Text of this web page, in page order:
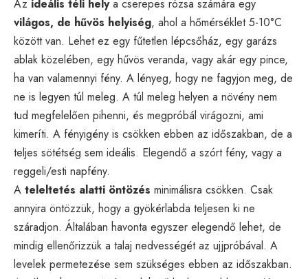
Az ideális téli helya cserepes rózsa számára egy
világos, de hűvös helyiség, ahol a hőmérséklet 5-10°C
között van. Lehet ez egy fűtetlen lépcsőház, egy garázs
ablak közelében, egy hűvös veranda, vagy akár egy pince,
ha van valamennyi fény. A lényeg, hogy ne fagyjon meg, de
ne is legyen túl meleg. A túl meleg helyen a növény nem
tud megfelelően pihenni, és megpróbál virágozni, ami
kimeríti. A fényigény is csökken ebben az időszakban, de a
teljes sötétség sem ideális. Elegendő a szórt fény, vagy a
reggeli/esti napfény.
A teleltetés alatti öntözés minimálisra csökken. Csak
annyira öntözzük, hogy a gyökérlabda teljesen ki ne
száradjon. Általában havonta egyszer elegendő lehet, de
mindig ellenőrizzük a talaj nedvességét az ujjpróbával. A
levelek permetezése sem szükséges ebben az időszakban.